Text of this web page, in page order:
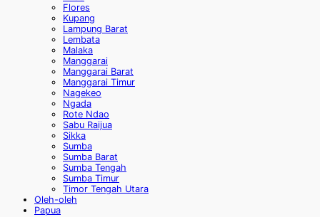
Flores
Kupang
Lampung Barat
Lembata
Malaka
Manggarai
Manggarai Barat
Manggarai Timur
Nagekeo
Ngada
Rote Ndao
Sabu Raijua
Sikka
Sumba
Sumba Barat
Sumba Tengah
Sumba Timur
Timor Tengah Utara
Oleh-oleh
Papua